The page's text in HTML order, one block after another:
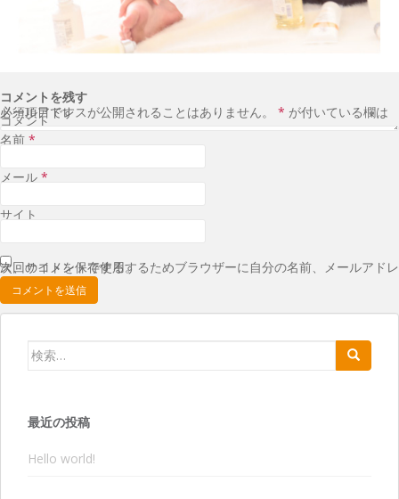
コメントを残す
メールアドレスが公開されることはありません。
*
が付いている欄は必須項目です
コメント
名前 *
メール *
サイト
次回のコメントで使用するためブラウザーに自分の名前、メールアドレス、サイトを保存する。
最近の投稿
Hello world!